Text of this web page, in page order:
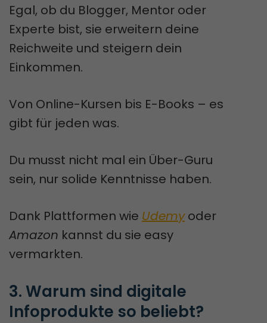
Egal, ob du Blogger, Mentor oder
Experte bist, sie erweitern deine
Reichweite und steigern dein
Einkommen.
Von Online-Kursen bis E-Books – es
gibt für jeden was.
Du musst nicht mal ein Über-Guru
sein, nur solide Kenntnisse haben.
Dank Plattformen wie Udemyoder
Amazon kannst du sie easy
vermarkten.
3. Warum sind digitale
Infoprodukte so beliebt?